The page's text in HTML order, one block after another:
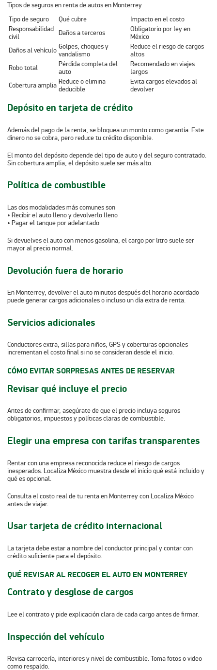
Tipos de seguros en renta de autos en Monterrey
Tipo de seguro
Qué cubre
Impacto en el costo
Responsabilidad
civil
Daños a terceros
Obligatorio por ley en
México
Daños al vehículo Golpes, choques y
vandalismo
Reduce el riesgo de cargos
altos
Robo total
Pérdida completa del
auto
Recomendado en viajes
largos
Cobertura amplia Reduce o elimina
deducible
Evita cargos elevados al
devolver
Depósito en tarjeta de crédito
Además del pago de la renta, se bloquea un monto como garantía. Este
dinero no se cobra, pero reduce tu crédito disponible.
El monto del depósito depende del tipo de auto y del seguro contratado.
Sin cobertura amplia, el depósito suele ser más alto.
Política de combustible
Las dos modalidades más comunes son
• Recibir el auto lleno y devolverlo lleno
• Pagar el tanque por adelantado
Si devuelves el auto con menos gasolina, el cargo por litro suele ser
mayor al precio normal.
Devolución fuera de horario
En Monterrey, devolver el auto minutos después del horario acordado
puede generar cargos adicionales o incluso un día extra de renta.
Servicios adicionales
Conductores extra, sillas para niños, GPS y coberturas opcionales
incrementan el costo final si no se consideran desde el inicio.
CÓMO EVITAR SORPRESAS ANTES DE RESERVAR
Revisar qué incluye el precio
Antes de confirmar, asegúrate de que el precio incluya seguros
obligatorios, impuestos y políticas claras de combustible.
Elegir una empresa con tarifas transparentes
Rentar con una empresa reconocida reduce el riesgo de cargos
inesperados. Localiza México muestra desde el inicio qué está incluido y
qué es opcional.
Consulta el costo real de tu renta en Monterrey con Localiza México
antes de viajar.
Usar tarjeta de crédito internacional
La tarjeta debe estar a nombre del conductor principal y contar con
crédito suficiente para el depósito.
QUÉ REVISAR AL RECOGER EL AUTO EN MONTERREY
Contrato y desglose de cargos
Lee el contrato y pide explicación clara de cada cargo antes de firmar.
Inspección del vehículo
Revisa carrocería, interiores y nivel de combustible. Toma fotos o video
como respaldo.